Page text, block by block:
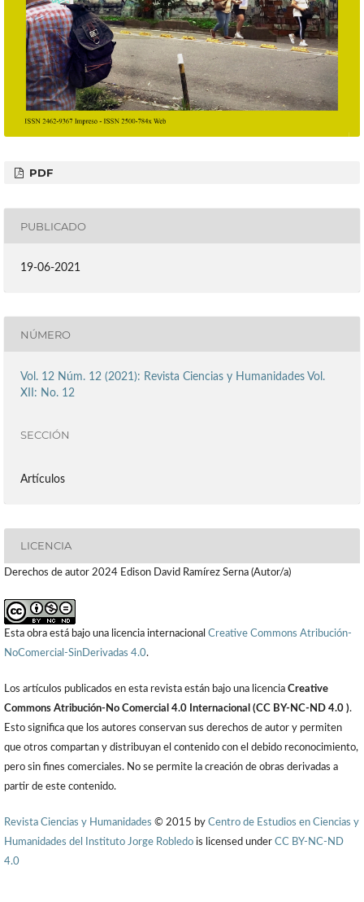
PDF
PUBLICADO
19-06-2021
NÚMERO
Vol. 12 Núm. 12 (2021): Revista Ciencias y Humanidades Vol.
XII: No. 12
SECCIÓN
Artículos
LICENCIA
Derechos de autor 2024 Edison David Ramírez Serna (Autor/a)
Esta obra está bajo una licencia internacional Creative Commons Atribución-
NoComercial-SinDerivadas 4.0.
Los artículos publicados en esta revista están bajo una licencia Creative
Commons Atribución-No Comercial 4.0 Internacional (CC BY-NC-ND 4.0 ).
Esto significa que los autores conservan sus derechos de autor y permiten
que otros compartan y distribuyan el contenido con el debido reconocimiento,
pero sin fines comerciales. No se permite la creación de obras derivadas a
partir de este contenido.
Revista Ciencias y Humanidades © 2015 by Centro de Estudios en Ciencias y
Humanidades del Instituto Jorge Robledo is licensed under CC BY-NC-ND
4.0